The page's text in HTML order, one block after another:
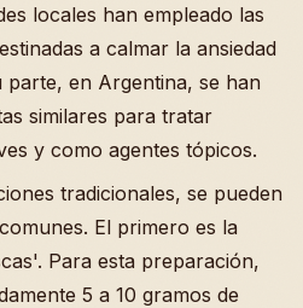
locales han empleado las
a calmar la ansiedad
en Argentina, se han
similares para tratar
y como agentes tópicos.
tradicionales, se pueden
El primero es la
Para esta preparación,
5 a 10 gramos de